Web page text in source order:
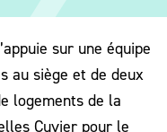
sur une équipe
au siège et de deux
logements de la
Cuvier pour le